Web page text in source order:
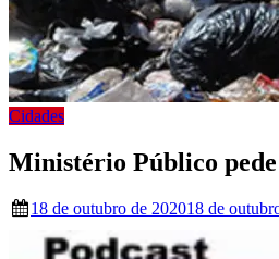
Cidades
Ministério Público
18 de outubro de 202018 de